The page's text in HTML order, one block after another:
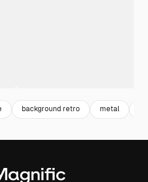
background retro metal